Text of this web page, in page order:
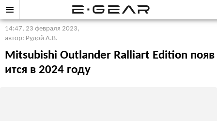
14:47, 23 февраля 2023,
автор: Рудой А.В.
Mitsubishi Outlander Ralliart Edition появ
ится в 2024 году